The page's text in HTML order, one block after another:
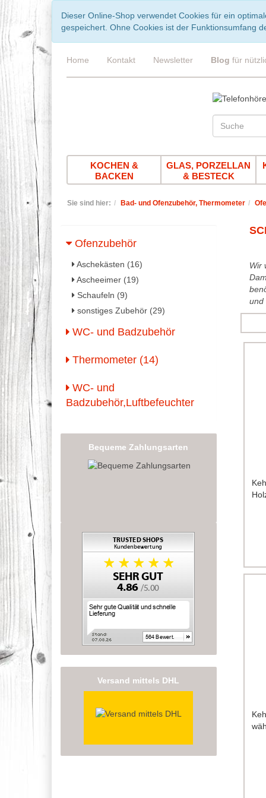
Dieser Online-Shop verwendet Cookies für ein
gespeichert. Ohne Cookies ist der Funktionsumfang
Home Kontakt Newsletter Blog für
KOCHEN &
BACKEN
GLAS, PORZELLAN
& BESTECK
Sie sind hier: Bad- und Ofenzubehör, Thermometer
Wir
und
Ofenzubehör
Aschekästen (16)
Ascheeimer (19)
Schaufeln (9)
sonstiges Zubehör (29)
WC- und Badzubehör
Thermometer (14)
WC- und
Badzubehör,Luftbefeuchter
Bequeme Zahlungsarten
Versand mittels DHL